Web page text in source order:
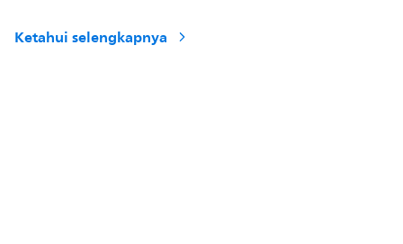
Ketahui selengkapnya